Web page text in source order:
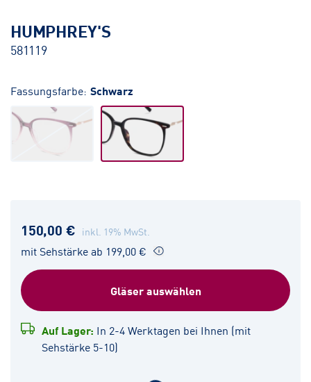
HUMPHREY'S
581119
Fassungsfarbe: Schwarz
150,00 € inkl. 19% MwSt.
mit Sehstärke ab 199,00 €
Gläser auswählen
Auf Lager: In 2-4 Werktagen bei Ihnen (mit
Sehstärke 5-10)